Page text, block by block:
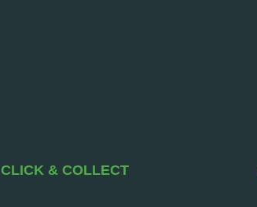
CLICK & COLLECT